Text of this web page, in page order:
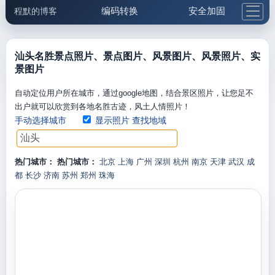
程默的博客 编码转换 安全加固
邮件工具 生活便民 更多工具
汕头名胜景点照片、景点图片、风景图片、风景照片、实
景图片
自动定位用户所在城市，通过google地图，结合景区照片，让您足不
出户就可以欣赏到各地名胜古迹，风土人情照片！
手动选择城市 显示照片 查找地域
热门城市： 热门城市： 北京 上海 广州 深圳 杭州 南京 天津 武汉 成
都 长沙 济南 苏州 郑州 珠海